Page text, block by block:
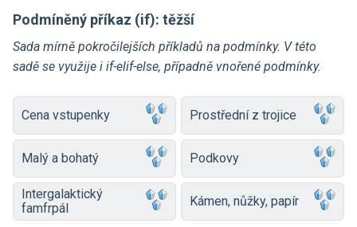
Podmíněný příkaz (if): těžší
Sada mírně pokročilejších příkladů na podmínky. V této
sadě se využije i if-elif-else, případně vnořené podmínky.
Cena vstupenky Prostřední z trojice
Malý a bohatý Podkovy
Intergalaktický
famfrpál
Kámen, nůžky, papír